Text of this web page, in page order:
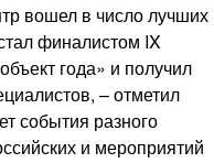
вошел в число лучших
финалистом IX
года» и получил
– отметил
события разного
и мероприятий